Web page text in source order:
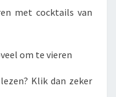
Klik dan zeker